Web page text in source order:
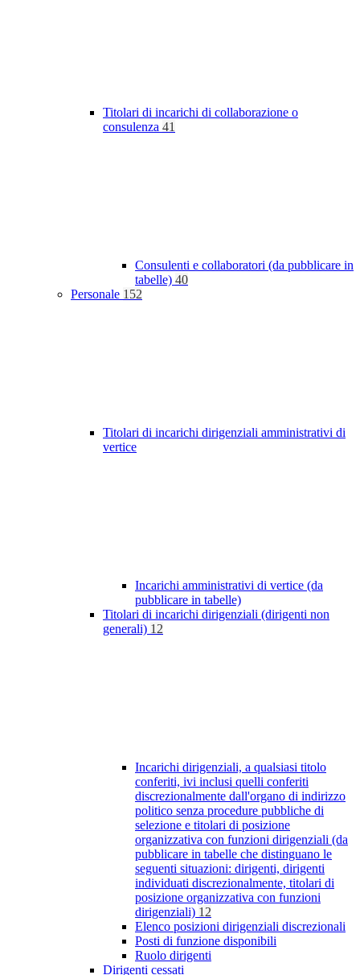
Titolari di incarichi di collaborazione o
consulenza 41
Consulenti e collaboratori (da pubblicare in
tabelle) 40
Personale 152
Titolari di incarichi dirigenziali amministrativi di
vertice
Incarichi amministrativi di vertice (da
pubblicare in tabelle)
Titolari di incarichi dirigenziali (dirigenti non
generali) 12
Incarichi dirigenziali, a qualsiasi titolo
conferiti, ivi inclusi quelli conferiti
discrezionalmente dall'organo di indirizzo
politico senza procedure pubbliche di
selezione e titolari di posizione
organizzativa con funzioni dirigenziali (da
pubblicare in tabelle che distinguano le
seguenti situazioni: dirigenti, dirigenti
individuati discrezionalmente, titolari di
posizione organizzativa con funzioni
dirigenziali) 12
Elenco posizioni dirigenziali discrezionali
Posti di funzione disponibili
Ruolo dirigenti
Dirigenti cessati